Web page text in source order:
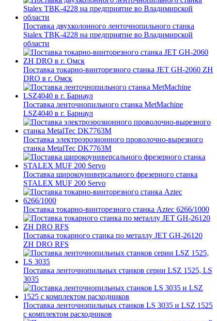
Поставка двухколонного ленточнопильного станка
Stalex TBK-4228 на предприятие во Владимирской
области
Поставка токарно-винторезного станка JET GH-2060 ZH
DRO в г. Омск
Поставка ленточнопильного станка MetMachine
LSZ4040 в г. Барнаул
Поставка электроэрозионного проволочно-вырезного
станка MetalTec DK7763M
Поставка широкоуниверсального фрезерного станка
STALEX MUF 200 Servo
Поставка токарно-винторезного станка Aztec 6266/1000
Поставка токарного станка по металлу JET GH-26120
ZH DRO RFS
Поставка ленточнопильных станков серии LSZ 1525, LS
3035
Поставка ленточнопильных станков LS 3035 и LSZ 1525
с комплектом расходников